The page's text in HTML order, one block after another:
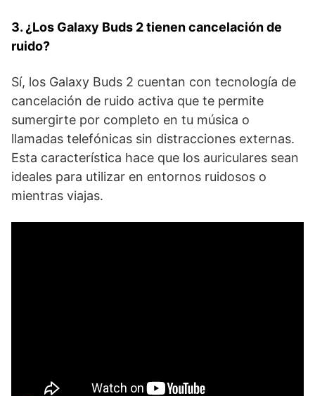
3. ¿Los ​Galaxy‌ Buds ‍2 tienen cancelación de
ruido?
Sí, los ⁢Galaxy Buds 2 ⁤cuentan ​con tecnología ‌de
cancelación de ruido activa que te permite
sumergirte por completo en⁣ tu música ‌o
llamadas telefónicas ‌sin distracciones externas.
Esta característica hace ‌que ‍los auriculares ⁢sean ​
ideales para utilizar ​en entornos ruidosos o
⁣mientras viajas.